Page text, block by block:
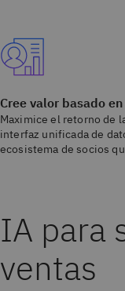
Cree valor basado
Maximice el retorno de
interfaz unificada de
ecosistema de socios
IA para
ventas